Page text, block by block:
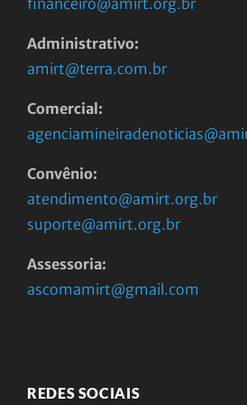
financeiro@amirt.org.br
Administrativo:
amirt@terra.com.br
Comercial:
Convênio:
atendimento@amirt.org.br
suporte@amirt.org.br
Assessoria:
ascomamirt@gmail.com
REDES SOCIAIS